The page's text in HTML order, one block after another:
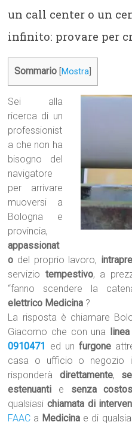
un call center o un
infinito: provare per
Sommario Mostra
Sei alla
ricerca di un
professionist
a che non ha
bisogno del
navigatore
per arrivare
muoversi a
Bologna e
provincia,
appassionat
o del proprio lavoro,
servizio tempestivo, a
“fanno scendere la
elettrico Medicina ?
La risposta è chiamare
Giacomo che con una
0910471
ed un furgone
casa o ufficio o negozio
risponderà direttamente,
estenuanti e senza
qualsiasichiamata di
FAAC a Medicina e di